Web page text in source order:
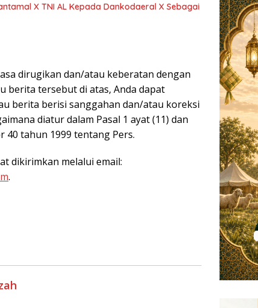
X TNI AL Kepada Dankodaeral X Sebagai
dirugikan dan/atau keberatan dengan
berita tersebut di atas, Anda dapat
berita berisi sanggahan dan/atau koreksi
diatur dalam Pasal 1 ayat (11) dan
40 tahun 1999 tentang Pers.
dikirimkan melalui email:
.